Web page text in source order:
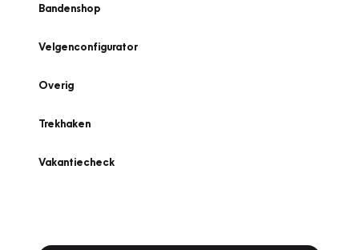
Bandenshop
Velgenconfigurator
Overig
Trekhaken
Vakantiecheck